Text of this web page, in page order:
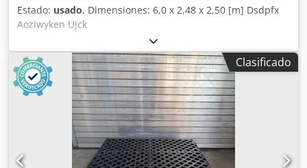
Estado: usado, Dimensiones: 6,0 x 2,48 x 2,50 [m] Dsdpfx
Aoziwyken Ujck
Clasificado